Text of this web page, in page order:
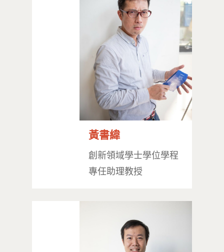
黃書緯
創新領域學士學位學程
專任助理教授